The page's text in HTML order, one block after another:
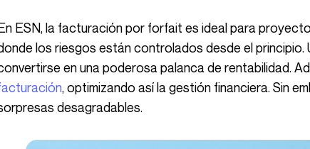
definidos y de duración determinada,
los riesgos están controlados desde el
en una poderosa palanca de rentabilidad.
, optimizando así la gestión financiera. Sin
desagradables.